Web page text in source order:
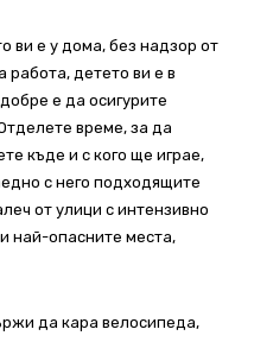
ви е у дома, без надзор от
работа, детето ви е в
е да осигурите
време, за да
къде и с кого ще играе,
с него подходящите
от улици с интензивно
най-опасните места,
да кара велосипеда,